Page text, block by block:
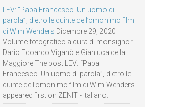
LEV: “Papa Francesco. Un uomo di
parola”, dietro le quinte dell’omonimo film
di Wim Wenders Dicembre 29, 2020
Volume fotografico a cura di monsignor
Dario Edoardo Viganò e Gianluca della
Maggiore The post LEV: “Papa
Francesco. Un uomo di parola”, dietro le
quinte dell’omonimo film di Wim Wenders
appeared first on ZENIT - Italiano.